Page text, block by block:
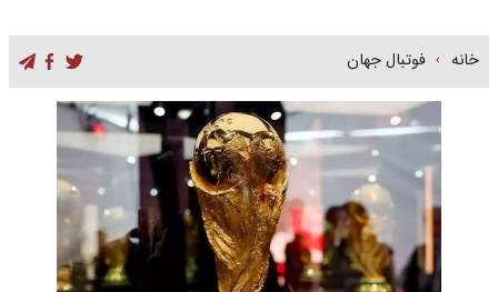
خانه فوتبال جهان